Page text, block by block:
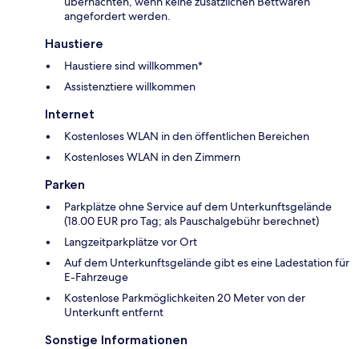
angefordert werden.
Haustiere
Haustiere sind willkommen*
Assistenztiere willkommen
Internet
Kostenloses WLAN in den öffentlichen Bereichen
Kostenloses WLAN in den Zimmern
Parken
Parkplätze ohne Service auf dem Unterkunftsgelände
(18.00 EUR pro Tag; als Pauschalgebühr berechnet)
Langzeitparkplätze vor Ort
Auf dem Unterkunftsgelände gibt es eine Ladestation für
E-Fahrzeuge
Kostenlose Parkmöglichkeiten 20 Meter von der
Unterkunft entfernt
Sonstige Informationen